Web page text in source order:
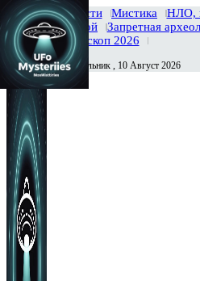
Главная Новости Мистика
НЛО,
Тайны вселенной
Запретная
История
Гороскоп 2026
Сегодня Понедельник , 10 Август 2026